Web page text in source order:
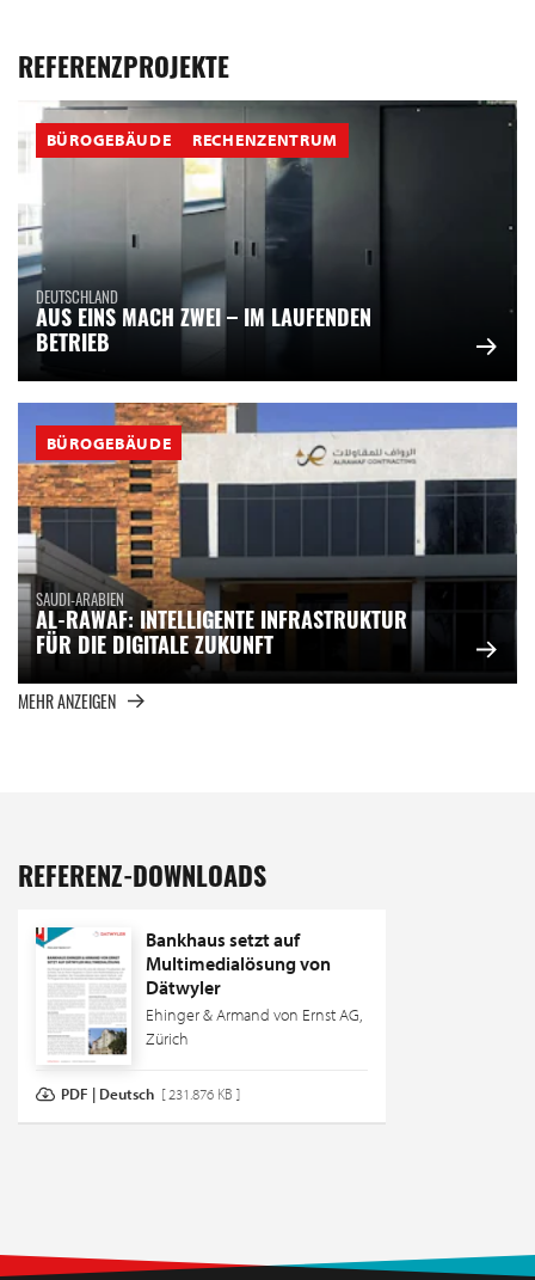
REFERENZPROJEKTE
BÜROGEBÄUDE RECHENZENTRUM
DEUTSCHLAND
AUS EINS MACH ZWEI – IM LAUFENDEN
BETRIEB
BÜROGEBÄUDE
SAUDI-ARABIEN
AL-RAWAF: INTELLIGENTE INFRASTRUKTUR
FÜR DIE DIGITALE ZUKUNFT
MEHR ANZEIGEN
REFERENZ-DOWNLOADS
Bankhaus setzt auf
Multimedialösung von
Dätwyler
Ehinger & Armand von Ernst AG,
Zürich
PDF | Deutsch [ 231.876 KB ]